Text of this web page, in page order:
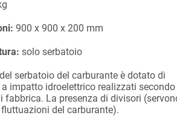
900 x 900 x 200 mm
solo serbatoio
del serbatoio del carburante è dotato di
impatto idroelettrico realizzati secondo
fabbrica. La presenza di divisori
fluttuazioni del carburante).